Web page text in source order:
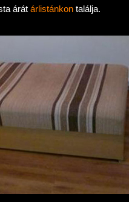
árát árlistánkon találja.